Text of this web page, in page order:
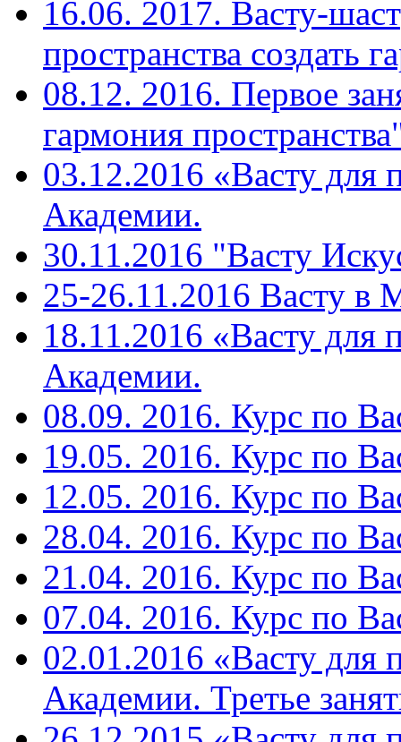
16.06. 2017. Васту-
пространства создать
08.12. 2016. Первое
гармония
03.12.2016 «Васту для
Академии.
30.11.2016 "Васту
25-26.11.2016 Васту в
18.11.2016 «Васту для
Академии.
08.09. 2016. Курс по
19.05. 2016. Курс по
12.05. 2016. Курс по
28.04. 2016. Курс по
21.04. 2016. Курс по
07.04. 2016. Курс по
02.01.2016 «Васту для
Академии. Третье